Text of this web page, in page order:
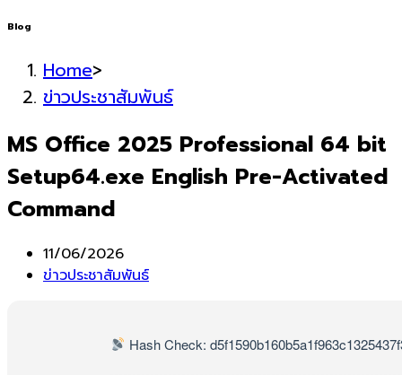
Blog
Home>
ข่าวประชาสัมพันธ์
MS Office 2025 Professional 64 bit
Setup64.exe English Pre-Activated
Command
Post
published:
11/06/2026
Post
ข่าวประชาสัมพันธ์
Hash Check: